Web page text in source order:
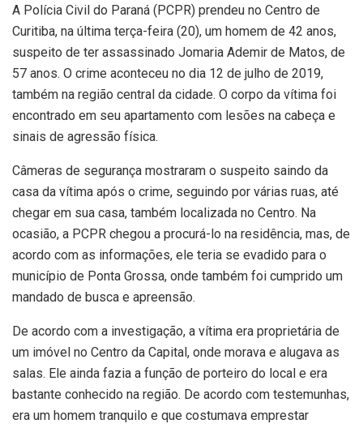
A Polícia Civil do Paraná (PCPR) prendeu no Centro de
Curitiba, na última terça-feira (20), um homem de 42 anos,
suspeito de ter assassinado Jomaria Ademir de Matos, de
57 anos. O crime aconteceu no dia 12 de julho de 2019,
também na região central da cidade. O corpo da vítima foi
encontrado em seu apartamento com lesões na cabeça e
sinais de agressão física.
Câmeras de segurança mostraram o suspeito saindo da
casa da vítima após o crime, seguindo por várias ruas, até
chegar em sua casa, também localizada no Centro. Na
ocasião, a PCPR chegou a procurá-lo na residência, mas, de
acordo com as informações, ele teria se evadido para o
município de Ponta Grossa, onde também foi cumprido um
mandado de busca e apreensão.
De acordo com a investigação, a vítima era proprietária de
um imóvel no Centro da Capital, onde morava e alugava as
salas. Ele ainda fazia a função de porteiro do local e era
bastante conhecido na região. De acordo com testemunhas,
era um homem tranquilo e que costumava emprestar